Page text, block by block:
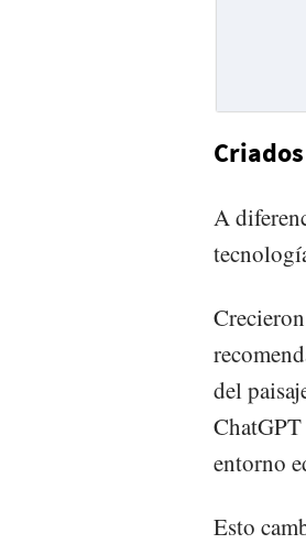
A
del
entorno
Esto